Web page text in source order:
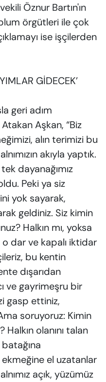
Öznur Bartın'ın
örgütleri ile çok
ise işçilerden
GİDECEK’
geri adım
Aşkan, “Biz
alın terimizi bu
akıyla yaptık.
dayanağımız
Peki ya siz
yok sayarak,
geldiniz. Siz kimin
Halkın mı, yoksa
o dar ve kapalı iktidar
bu kentin
dışarıdan
ve gayrimeşru bir
gasp ettiniz,
soruyoruz: Kimin
olanını talan
el uzatanlar
açık, yüzümüz